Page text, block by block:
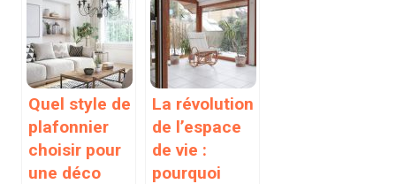
Quel style de
plafonnier
choisir pour
une déco
La révolution
de l’espace
de vie :
pourquoi